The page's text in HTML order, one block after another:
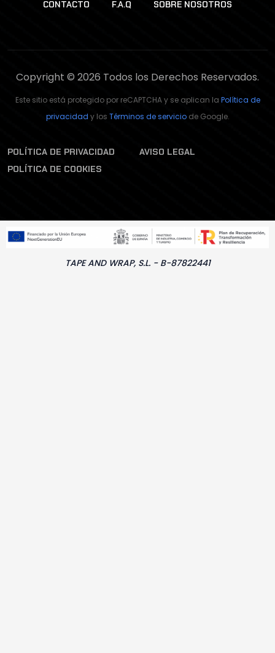
CONTACTO F.A.Q SOBRE NOSOTROS
Copyright © 2026 Todos los Derechos Reservados.
Este sitio está protegido por reCAPTCHA y se aplican la Política de
privacidad y los Términos de serviciode Google.
POLÍTICA DE PRIVACIDAD
AVISO LEGAL
POLÍTICA DE COOKIES
TAPE AND WRAP, S.L. - B-87822441